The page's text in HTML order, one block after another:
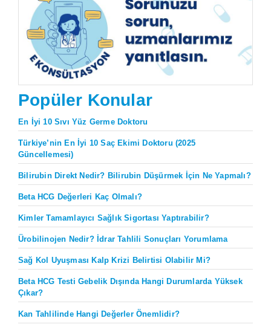
Popüler Konular
En İyi 10 Sıvı Yüz Germe Doktoru
Türkiye’nin En İyi 10 Saç Ekimi Doktoru (2025
Güncellemesi)
Bilirubin Direkt Nedir? Bilirubin Düşürmek İçin Ne Yapmalı?
Beta HCG Değerleri Kaç Olmalı?
Kimler Tamamlayıcı Sağlık Sigortası Yaptırabilir?
Ürobilinojen Nedir? İdrar Tahlili Sonuçları Yorumlama
Sağ Kol Uyuşması Kalp Krizi Belirtisi Olabilir Mi?
Beta HCG Testi Gebelik Dışında Hangi Durumlarda Yüksek
Çıkar?
Kan Tahlilinde Hangi Değerler Önemlidir?